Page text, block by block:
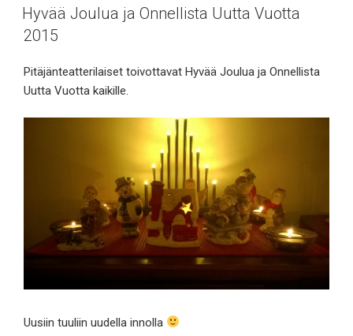
Hyvää Joulua ja Onnellista Uutta Vuotta
2015
Pitäjänteatterilaiset toivottavat Hyvää Joulua ja Onnellista
Uutta Vuotta kaikille.
Uusiin tuuliin uudella innolla